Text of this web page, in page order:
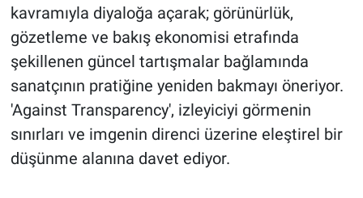
kavramıyla diyaloğa açarak; görünürlük,
gözetleme ve bakış ekonomisi etrafında
şekillenen güncel tartışmalar bağlamında
sanatçının pratiğine yeniden bakmayı öneriyor.
'Against Transparency', izleyiciyi görmenin
sınırları ve imgenin direnci üzerine eleştirel bir
düşünme alanına davet ediyor.